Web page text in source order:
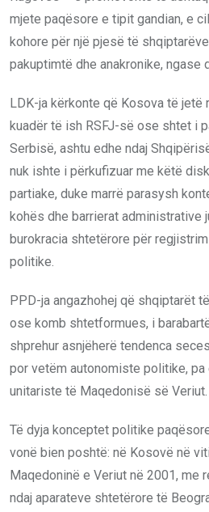
mjete paqësore e tipit gandian, e
kohore për një pjesë të
pakuptimtë dhe anakronike, ngase
LDK-ja kërkonte që Kosova të jetë
kuadër të ish RSFJ-së ose shtet i
Serbisë, ashtu edhe ndaj
nuk ishte i përkufizuar me këtë
partiake, duke marrë parasysh
kohës dhe barrierat administrative
burokracia shtetërore për
politike.
PPD-ja angazhohej që shqiptarët
ose komb shtetformues, i
shprehur asnjëherë tendenca
por vetëm autonomiste politike,
unitariste të Maqedonisë së Veriut.
Të dyja konceptet politike
vonë bien poshtë: në Kosovë në
Maqedoninë e Veriut në 2001, me
ndaj aparateve shtetërore të